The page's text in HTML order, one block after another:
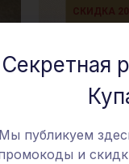
Секретная
Мы публикуем
и